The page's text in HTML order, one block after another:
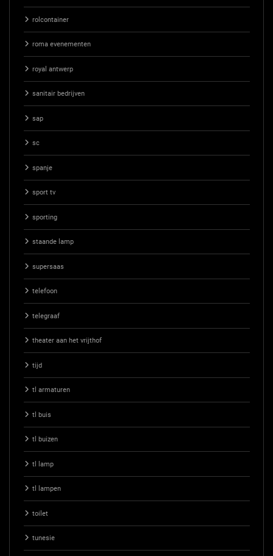
rolcontainer
roma evenementen
royal antwerp
sanitair bedrijven
sap
sc
spanje
sport tv
sporting
staande lamp
supersaas
telefoon
telegraaf
theater aan het vrijthof
tijd
tl armaturen
tl buis
tl buizen
tl lamp
tl lampen
toilet
tunesie